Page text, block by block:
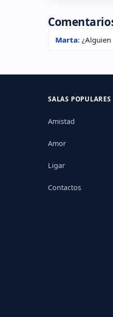
Marta:
SALAS POPULARES
Amistad
Amor
Ligar
Contactos